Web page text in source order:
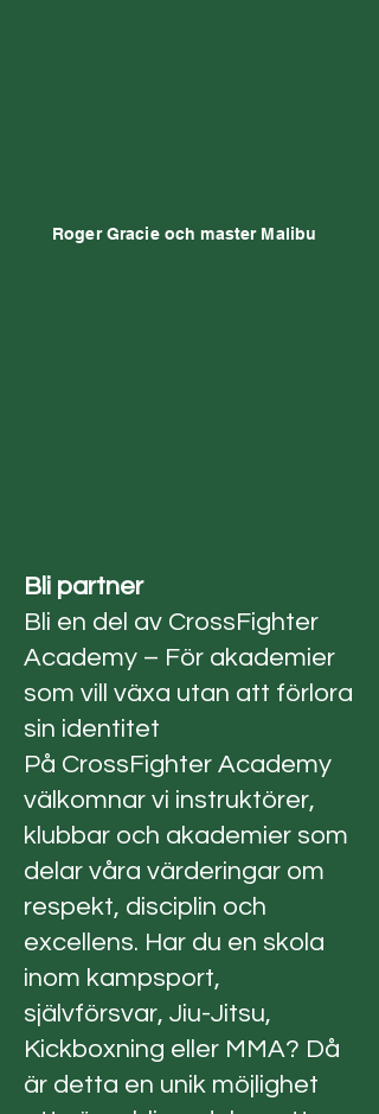
Roger Gracie och master Malibu
Bli partner
Bli en del av CrossFighter
Academy – För akademier
som vill växa utan att förlora
sin identitet
På CrossFighter Academy
välkomnar vi instruktörer,
klubbar och akademier som
delar våra värderingar om
respekt, disciplin och
excellens. Har du en skola
inom kampsport,
självförsvar, Jiu-Jitsu,
Kickboxning eller MMA? Då
är detta en unik möjlighet